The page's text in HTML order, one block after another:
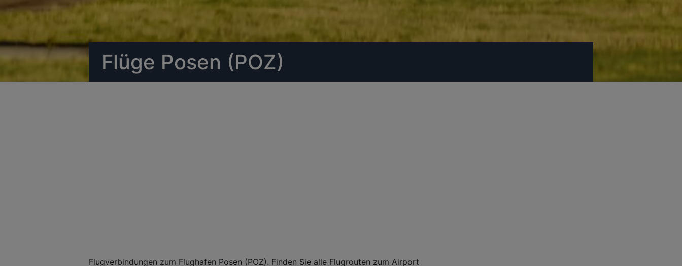
Flüge Posen (POZ)
Flugverbindungen zum Flughafen Posen (POZ). Finden Sie alle Flugrouten zum Airport